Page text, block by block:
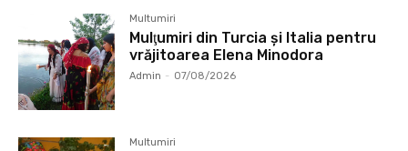
Multumiri
Mulţumiri din Turcia și Italia pentru
vrăjitoarea Elena Minodora
Admin - 07/08/2026
Multumiri